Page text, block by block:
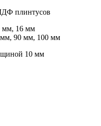
плинтусов
мм, 16 мм
мм, 90 мм, 100 мм
10 мм